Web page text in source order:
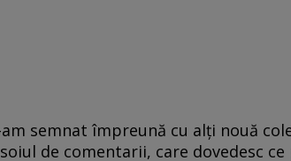
semnat împreună cu alţi nouă
de comentarii, care dovedesc